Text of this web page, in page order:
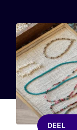
DEEL